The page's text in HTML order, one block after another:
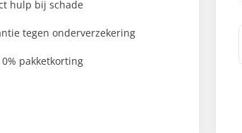
hulp bij schade
tegen onderverzekering
pakketkorting